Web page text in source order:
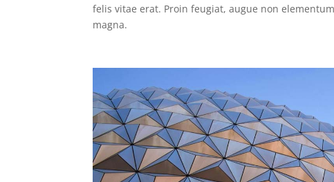
felis vitae erat. Proin feugiat, augue non
magna.